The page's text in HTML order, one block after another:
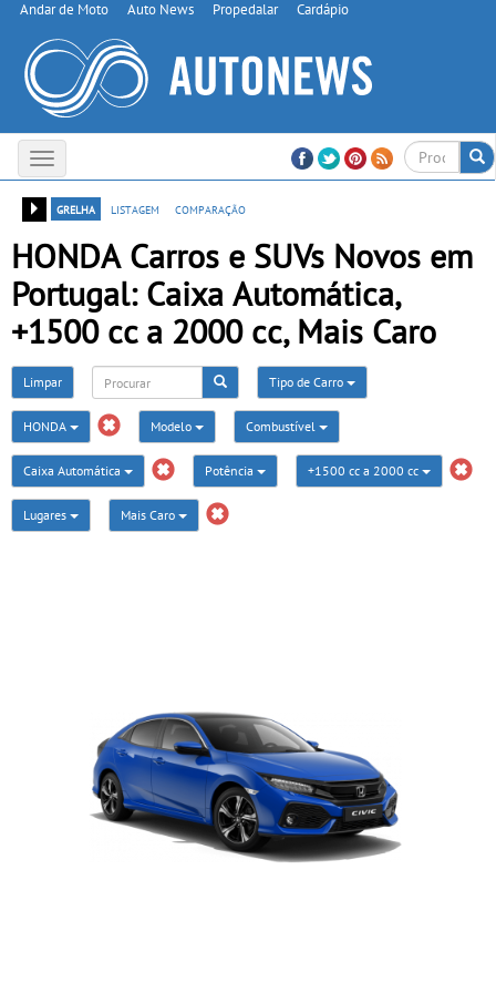
Andar de Moto Auto News Propedalar Cardápio
Toggle
navigation
grelha
listagem comparação
HONDA Carros e SUVs Novos em
Portugal: Caixa Automática,
+1500 cc a 2000 cc, Mais Caro
Limpar Tipo de Carro
HONDA Modelo Combustível
Caixa Automática Potência +1500 cc a 2000 cc
Lugares Mais Caro